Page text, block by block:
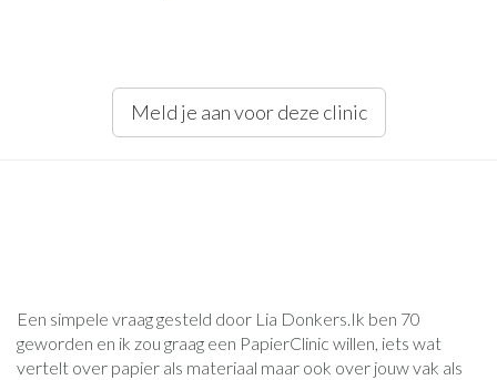
Meld je aan voor deze clinic
Een simpele vraag gesteld door Lia Donkers.Ik ben 70
geworden en ik zou graag een PapierClinic willen, iets wat
vertelt over papier als materiaal maar ook over jouw vak als